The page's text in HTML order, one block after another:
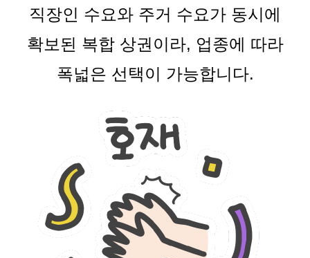
직장인 수요와 주거 수요가 동시에
확보된 복합 상권이라, 업종에 따라
폭넓은 선택이 가능합니다.